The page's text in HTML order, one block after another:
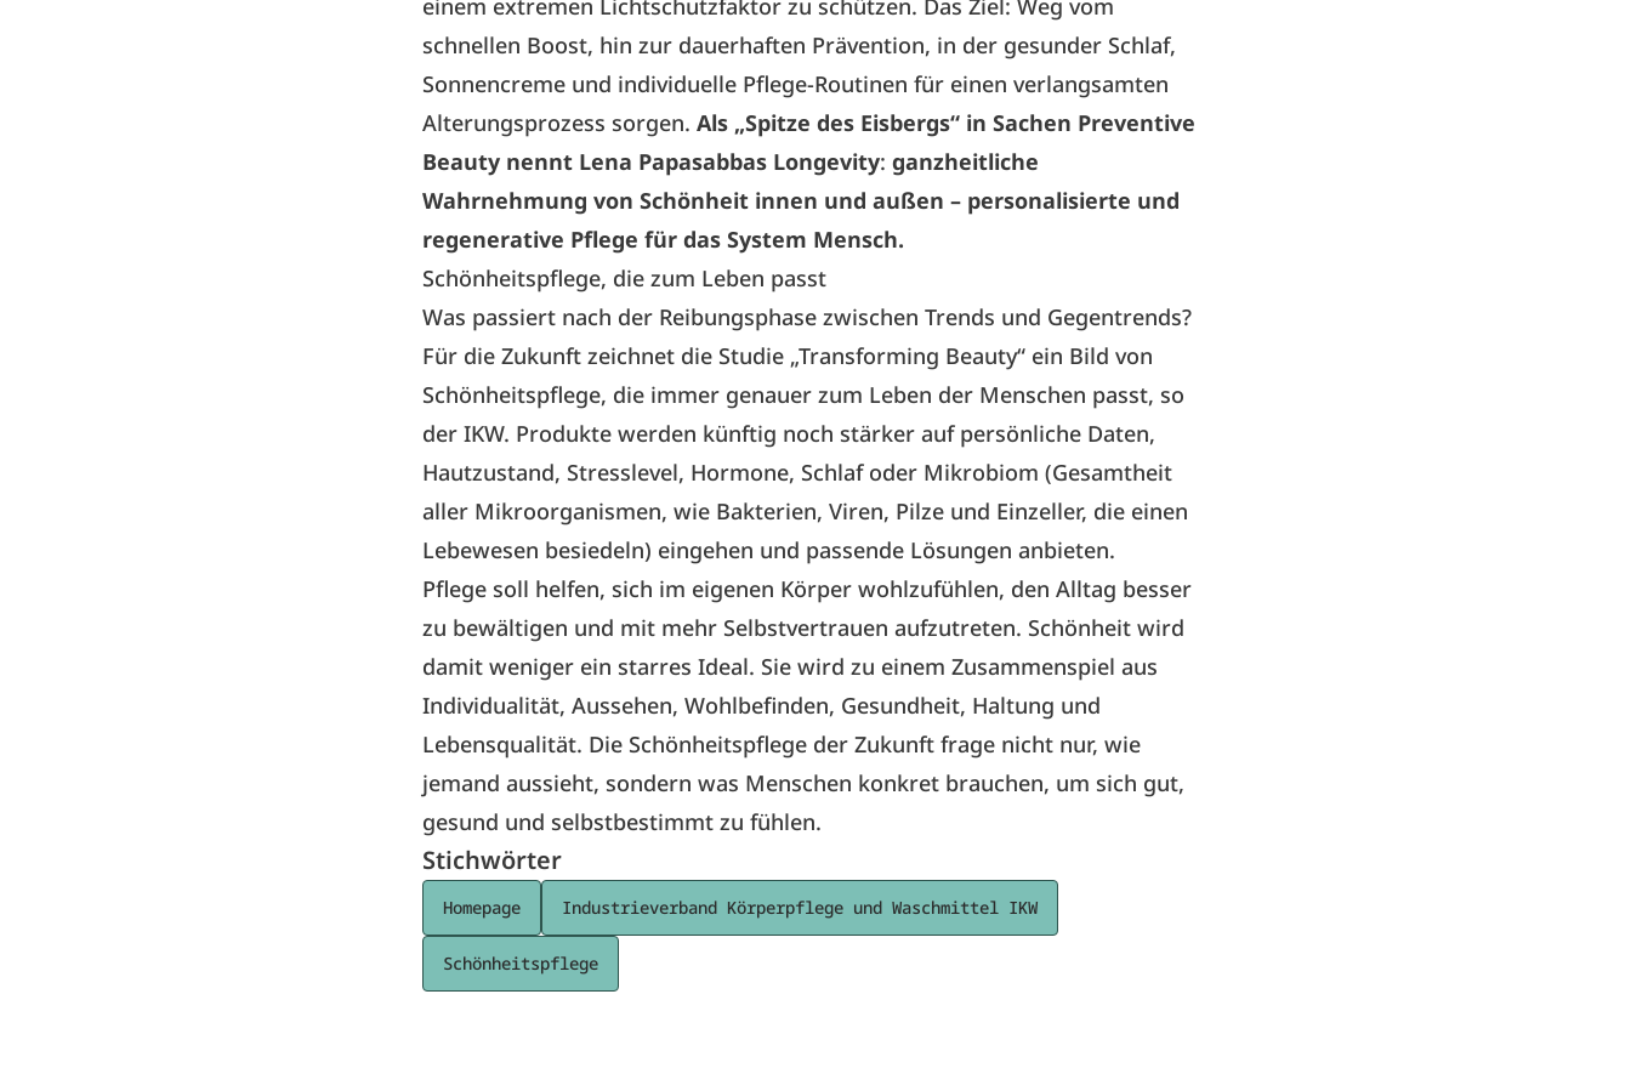
einem extremen Lichtschutzfaktor zu schützen. Das Ziel: Weg vom
schnellen Boost, hin zur dauerhaften Prävention, in der gesunder Schlaf,
Sonnencreme und individuelle Pflege-Routinen für einen verlangsamten
Alterungsprozess sorgen. Als „Spitze des Eisbergs“ in Sachen Preventive
Beauty nennt Lena Papasabbas Longevity: ganzheitliche
Wahrnehmung von Schönheit innen und außen – personalisierte und
regenerative Pflege für das System Mensch.
Schönheitspflege, die zum Leben passt
Was passiert nach der Reibungsphase zwischen Trends und Gegentrends?
Für die Zukunft zeichnet die Studie „Transforming Beauty“ ein Bild von
Schönheitspflege, die immer genauer zum Leben der Menschen passt, so
der IKW. Produkte werden künftig noch stärker auf persönliche Daten,
Hautzustand, Stresslevel, Hormone, Schlaf oder Mikrobiom (Gesamtheit
aller Mikroorganismen, wie Bakterien, Viren, Pilze und Einzeller, die einen
Lebewesen besiedeln) eingehen und passende Lösungen anbieten.
Pflege soll helfen, sich im eigenen Körper wohlzufühlen, den Alltag besser
zu bewältigen und mit mehr Selbstvertrauen aufzutreten. Schönheit wird
damit weniger ein starres Ideal. Sie wird zu einem Zusammenspiel aus
Individualität, Aussehen, Wohlbefinden, Gesundheit, Haltung und
Lebensqualität. Die Schönheitspflege der Zukunft frage nicht nur, wie
jemand aussieht, sondern was Menschen konkret brauchen, um sich gut,
gesund und selbstbestimmt zu fühlen.
Stichwörter
Homepage Industrieverband Körperpflege und Waschmittel IKW
Schönheitspflege